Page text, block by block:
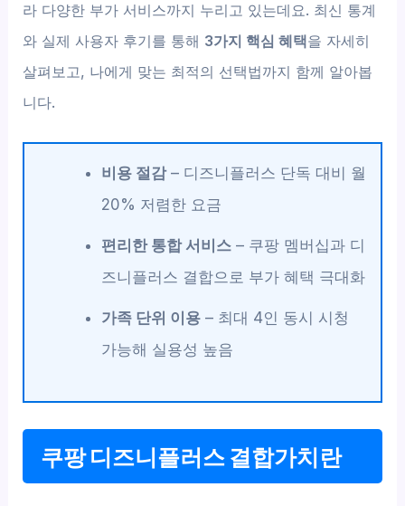
라 다양한 부가 서비스까지 누리고 있는데요. 최신 통계
와 실제 사용자 후기를 통해 3가지 핵심 혜택을 자세히
살펴보고, 나에게 맞는 최적의 선택법까지 함께 알아봅
니다.
비용 절감– 디즈니플러스 단독 대비 월
20% 저렴한 요금
편리한 통합 서비스– 쿠팡 멤버십과 디
즈니플러스 결합으로 부가 혜택 극대화
가족 단위 이용– 최대 4인 동시 시청
가능해 실용성 높음
쿠팡 디즈니플러스 결합가치란